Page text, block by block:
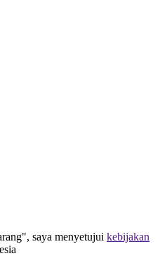
saya menyetujui kebijakan